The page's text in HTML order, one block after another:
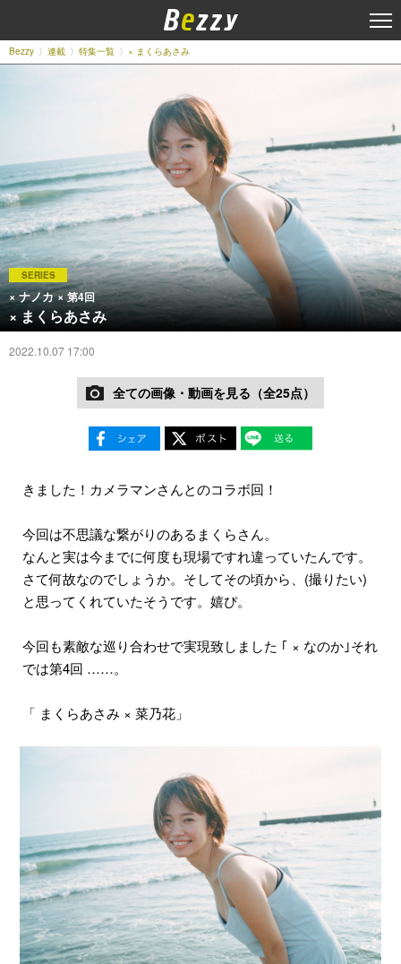
Bezzy 連載 特集一覧 × まくらあさみ
SERIES
× ナノカ ×第4回
× まくらあさみ
2022.10.07 17:00
全ての画像・動画を見る（全25点）
きました！カメラマンさんとのコラボ回！
今回は不思議な繋がりのあるまくらさん。
なんと実は今までに何度も現場ですれ違っていたんです。
さて何故なのでしょうか。そしてその頃から、(撮りたい)
と思ってくれていたそうです。嬉ぴ。
今回も素敵な巡り合わせで実現致しました ｢ × なのか｣それ
では第4回 ……。
「 まくらあさみ × 菜乃花」